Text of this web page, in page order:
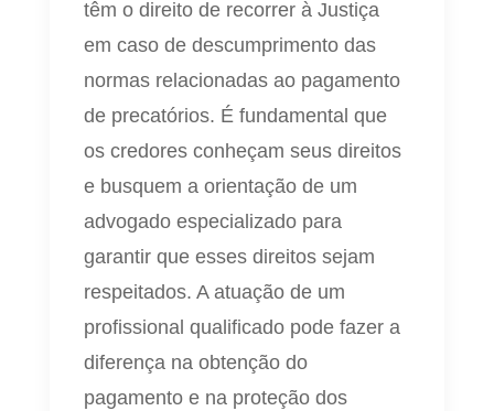
têm o direito de recorrer à Justiça
em caso de descumprimento das
normas relacionadas ao pagamento
de precatórios. É fundamental que
os credores conheçam seus direitos
e busquem a orientação de um
advogado especializado para
garantir que esses direitos sejam
respeitados. A atuação de um
profissional qualificado pode fazer a
diferença na obtenção do
pagamento e na proteção dos